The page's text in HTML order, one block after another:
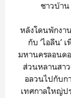
ชาวบ้าน
หลังโดนพักงา
กับ ‘ไอลีน’
มหานครลอนด
ส่วนหลานสา
อลวนไปกับก
เทศกาลใหญ่ป